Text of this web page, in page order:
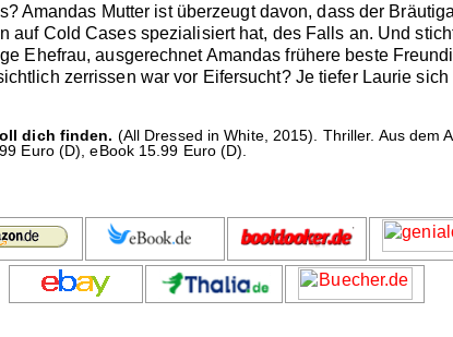
Amandas Mutter ist überzeugt davon, dass der
auf Cold Cases spezialisiert hat, des Falls an. Und
Ehefrau, ausgerechnet Amandas frühere beste
zerrissen war vor Eifersucht? Je tiefer Laurie
dich finden. (All Dressed in White, 2015). Thriller. Aus dem
Euro (D), eBook 15.99 Euro (D).